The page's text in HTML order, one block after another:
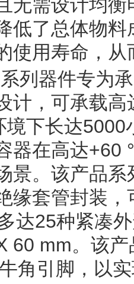
无需设计均
低了总体物
使用寿命，
列器件专为
计，可承载
境下长达
器在高达+60
景。该产品
缘套管封装
达25种紧凑
60 mm。该
角引脚，以